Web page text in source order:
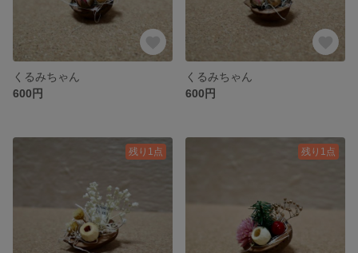
くるみちゃん
600円
くるみちゃん
600円
残り1点 残り1点